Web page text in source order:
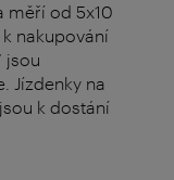
měří od 5x10
nakupování
jsou
Jízdenky na
k dostání